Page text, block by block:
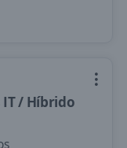
/ Híbrido